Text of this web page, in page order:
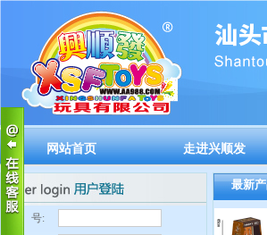
网站首页 走进兴顺发
账 号:
最新